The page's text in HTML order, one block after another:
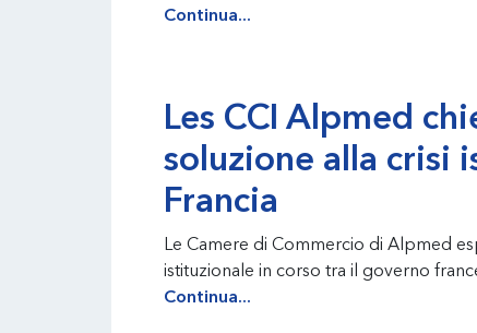
Continua...
Les CCI Alpmed
soluzione alla crisi
Francia
Le Camere di Commercio di Alpmed
istituzionale in corso tra il governo
Continua...